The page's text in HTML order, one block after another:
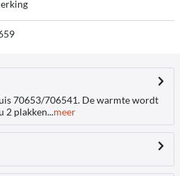
70653/706541. De warmte wordt
2 plakken...meer